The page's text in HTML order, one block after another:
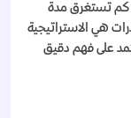
| كم تستغرق مدة
هي الاستراتيجية
على فهم دقيق